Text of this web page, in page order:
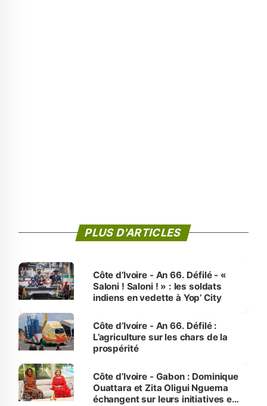
PLUS D'ARTICLES
Côte d’Ivoire - An 66. Défilé - «
Saloni ! Saloni ! » : les soldats
indiens en vedette à Yop’ City
Côte d’Ivoire - An 66. Défilé :
L’agriculture sur les chars de la
prospérité
Côte d’Ivoire - Gabon : Dominique
Ouattara et Zita Oligui Nguema
échangent sur leurs initiatives en